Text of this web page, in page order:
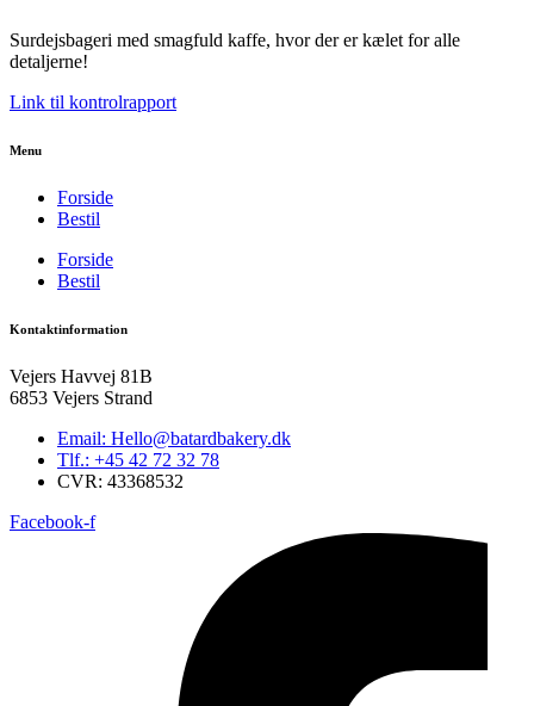
Surdejsbageri med smagfuld kaffe, hvor der er kælet for alle
detaljerne!
Link til kontrolrapport
Menu
Forside
Bestil
Forside
Bestil
Kontaktinformation
Vejers Havvej 81B
6853 Vejers Strand
Email: Hello@batardbakery.dk
Tlf.: +45 42 72 32 78
CVR: 43368532
Facebook-f